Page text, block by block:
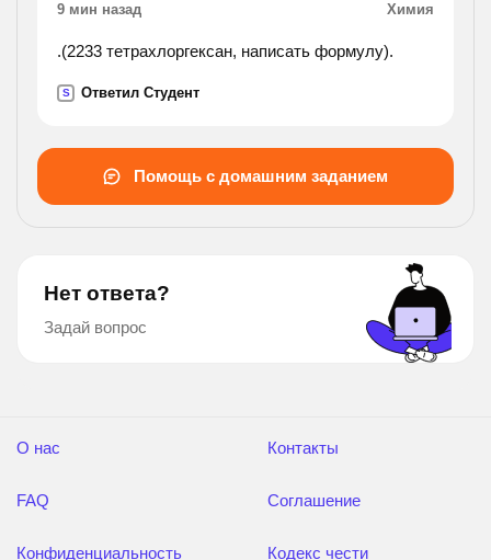
найдите синус угла между плоскостью ромба и
плоскостью α.
9 мин назад Химия
.(2233 тетрахлоргексан, написать формулу).
S Ответил Студент
Помощь с домашним заданием
Нет ответа?
Задай вопрос
О нас
FAQ
Конфиденциальность
Контакты
Соглашение
Кодекс чести